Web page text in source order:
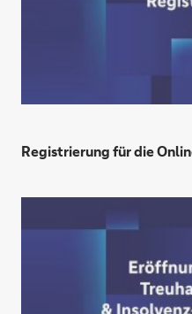
Registrierung für die